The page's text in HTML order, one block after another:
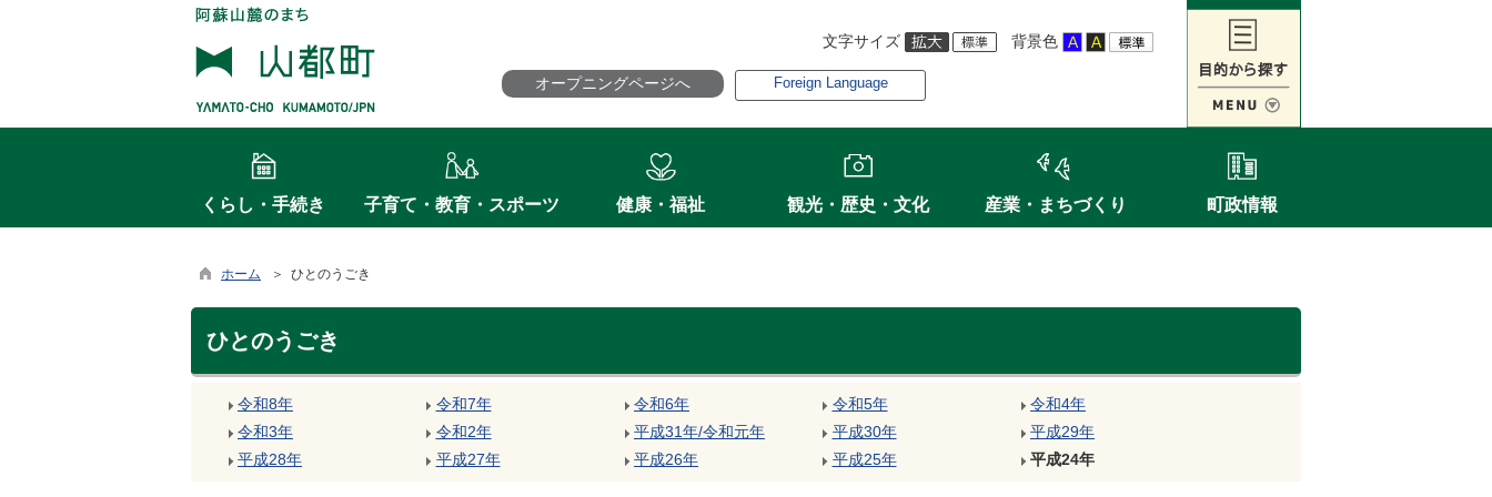
文字サイズ 背景色
オープニングページへ Foreign Language
くらし・手続き 子育て・教育・スポーツ 健康・福祉 観光・歴史・文化 産業・まちづくり 町政情報
ホーム ＞ ひとのうごき
ひとのうごき
令和8年 令和7年 令和6年 令和5年
令和4年
令和3年
令和2年 平成31年/令和元年 平成30年
平成29年
平成28年
平成27年 平成26年 平成25年 平成24年